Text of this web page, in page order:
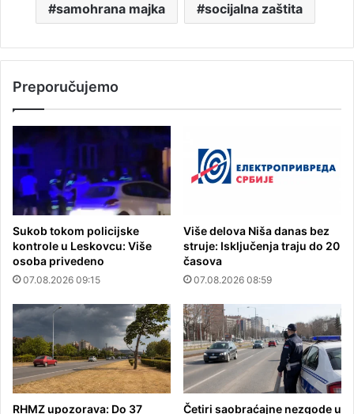
samohrana majka socijalna zaštita
Preporučujemo
Sukob tokom policijske
kontrole u Leskovcu: Više
osoba privedeno
07.08.2026 09:15
Više delova Niša danas bez
struje: Isključenja traju do 20
časova
07.08.2026 08:59
RHMZ upozorava: Do 37 Četiri saobraćajne nezgode u